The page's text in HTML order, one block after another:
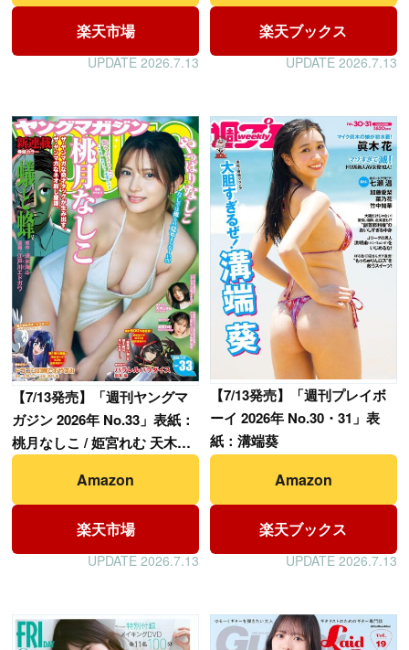
楽天市場
UPDATE 2026.7.13
楽天ブックス
UPDATE 2026.7.13
【7/13発売】「週刊ヤングマ
ガジン 2026年 No.33」表紙：
桃月なしこ / 姫宮れむ 天木じ
ゅん
Amazon
楽天市場
UPDATE 2026.7.13
【7/13発売】「週刊プレイボ
ーイ 2026年 No.30・31」表
紙：溝端葵
Amazon
楽天ブックス
UPDATE 2026.7.13